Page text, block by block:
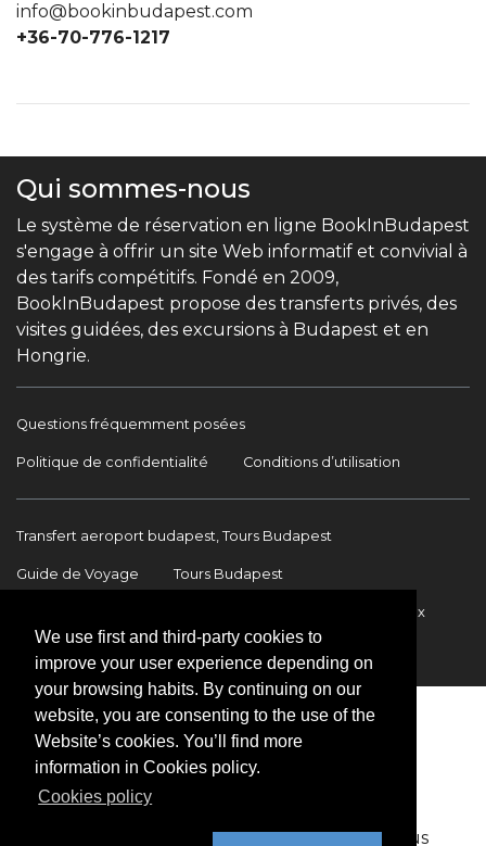
We use first and third-party cookies to
improve your user experience depending on
your browsing habits. By continuing on our
website, you are consenting to the use of the
Website’s cookies. You’ll find more
information in Cookies policy.
Cookies policy
info@bookinbudapest.com
+36-70-776-1217
Qui sommes-nous
Le système de réservation en ligne BookInBudapest
s'engage à offrir un site Web informatif et convivial à
des tarifs compétitifs. Fondé en 2009,
BookInBudapest propose des transferts privés, des
visites guidées, des excursions à Budapest et en
Hongrie.
Questions fréquemment posées
Politique de confidentialité Conditions d’utilisation
Transfert aeroport budapest, Tours Budapest
Guide de Voyage Tours Budapest
Transferts internationaux
Copyright © 2009-2026 BookinBudapest | Tous